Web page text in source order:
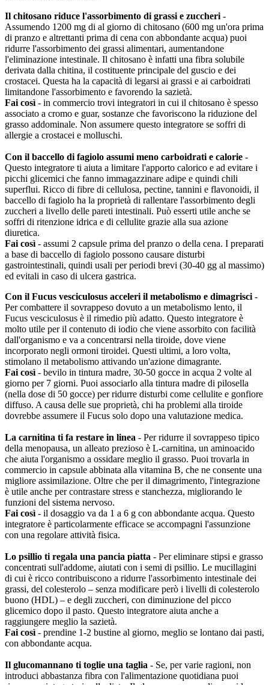
Il chitosano riduce l'assorbimento di grassi e zuccheri -
Assumendo 1200 mg di al giorno di chitosano (600 mg un'ora prima
di pranzo e altrettanti prima di cena con abbondante acqua) puoi
ridurre l'assorbimento dei grassi alimentari, aumentandone
l'eliminazione intestinale. Il chitosano è infatti una fibra solubile
derivata dalla chitina, il costituente principale del guscio e dei
crostacei. Questa ha la capacità di legarsi ai grassi e ai carboidrati
limitandone l'assorbimento e favorendo la sazietà.
Fai così - in commercio trovi integratori in cui il chitosano è spesso
associato a cromo e guar, sostanze che favoriscono la riduzione del
grasso addominale. Non assumere questo integratore se soffri di
allergie a crostacei e molluschi.
Con il baccello di fagiolo assumi meno carboidrati e calorie -
Questo integratore ti aiuta a limitare l'apporto calorico e ad evitare i
picchi glicemici che fanno immagazzinare adipe e quindi chili
superflui. Ricco di fibre di cellulosa, pectine, tannini e flavonoidi, il
baccello di fagiolo ha la proprietà di rallentare l'assorbimento degli
zuccheri a livello delle pareti intestinali. Può esserti utile anche se
soffri di ritenzione idrica e di cellulite grazie alla sua azione
diuretica.
Fai così - assumi 2 capsule prima del pranzo o della cena. I preparati
a base di baccello di fagiolo possono causare disturbi
gastrointestinali, quindi usali per periodi brevi (30-40 gg al massimo)
ed evitali in caso di ulcera gastrica.
Con il Fucus vesciculosus acceleri il metabolismo e dimagrisci -
Per combattere il sovrappeso dovuto a un metabolismo lento, il
Fucus vesciculosus è il rimedio più adatto. Questo integratore è
molto utile per il contenuto di iodio che viene assorbito con facilità
dall'organismo e va a concentrarsi nella tiroide, dove viene
incorporato negli ormoni tiroidei. Questi ultimi, a loro volta,
stimolano il metabolismo attivando un'azione dimagrante.
Fai così - bevilo in tintura madre, 30-50 gocce in acqua 2 volte al
giorno per 7 giorni. Puoi associarlo alla tintura madre di pilosella
(nella dose di 50 gocce) per ridurre disturbi come cellulite e gonfiore
diffuso. A causa delle sue proprietà, chi ha problemi alla tiroide
dovrebbe assumere il Fucus solo dopo una valutazione medica.
La carnitina ti fa restare in linea - Per ridurre il sovrappeso tipico
della menopausa, un alleato prezioso è L-carnitina, un aminoacido
che aiuta l'organismo a ossidare meglio il grasso. Puoi trovarla in
commercio in capsule abbinata alla vitamina B, che ne consente una
migliore assimilazione. Oltre che per il dimagrimento, l'integrazione
è utile anche per contrastare stress e stanchezza, migliorando le
funzioni del sistema nervoso.
Fai così - il dosaggio va da 1 a 6 g con abbondante acqua. Questo
integratore è particolarmente efficace se accompagni l'assunzione
con una regolare attività fisica.
Lo psillio ti regala una pancia piatta - Per eliminare stipsi e grasso
concentrati sull'addome, aiutati con i semi di psillio. Le mucillagini
di cui è ricco contribuiscono a ridurre l'assorbimento intestinale dei
grassi, del colesterolo – senza modificare però i livelli di colesterolo
buono (HDL) – e degli zuccheri, con diminuzione del picco
glicemico dopo il pasto. Questo integratore aiuta anche a
raggiungere meglio la sazietà.
Fai così - prendine 1-2 bustine al giorno, meglio se lontano dai pasti,
con abbondante acqua.
Il glucomannano ti toglie una taglia - Se, per varie ragioni, non
introduci abbastanza fibra con l'alimentazione quotidiana puoi